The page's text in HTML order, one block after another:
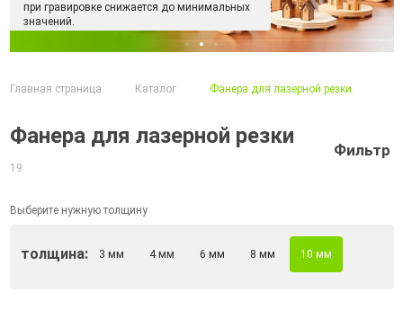
при гравировке снижается до минимальных
значений.
Главная страница Каталог Фанера для лазерной резки
Фанера для лазерной резки
19
Фильтр
Выберите нужную толщину
толщина: 3 мм 4 мм 6 мм 8 мм 10 мм